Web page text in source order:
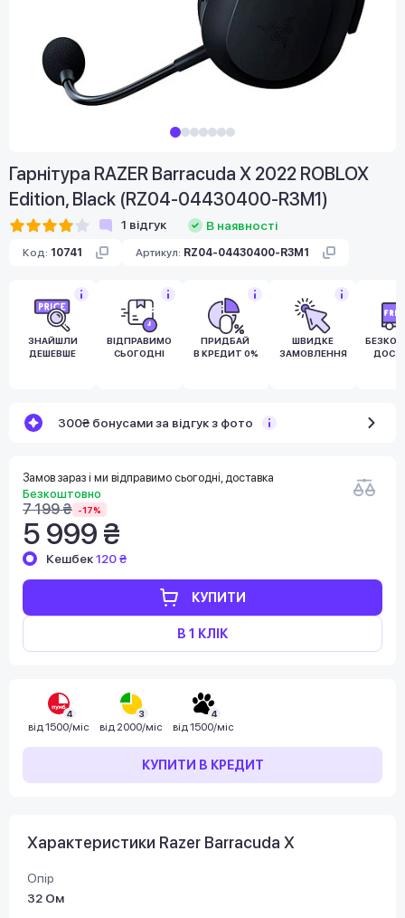
Гарнітура RAZER Barracuda X 2022 ROBLOX
Edition, Black (RZ04-04430400-R3M1)
1 відгук В наявності
Код: 10741 Артикул: RZ04-04430400-R3M1
ЗНАЙШЛИ
ДЕШЕВШЕ
ВІДПРАВИМО
СЬОГОДНІ
ПРИДБАЙ
В КРЕДИТ 0%
ШВИДКЕ
ЗАМОВЛЕННЯ
300₴ бонусами за відгук з фото
Замов зараз і ми відправимо сьогодні, доставка
Безкоштовно
7 199 ₴ -17%
5 999 ₴
КУПИТИ
В 1 КЛІК
Кешбек120 ₴
4
від 1500/міс
3
від 2000/міс
4
від 1500/міс
КУПИТИ В КРЕДИТ
Характеристики Razer Barracuda X
Опір
32 Ом